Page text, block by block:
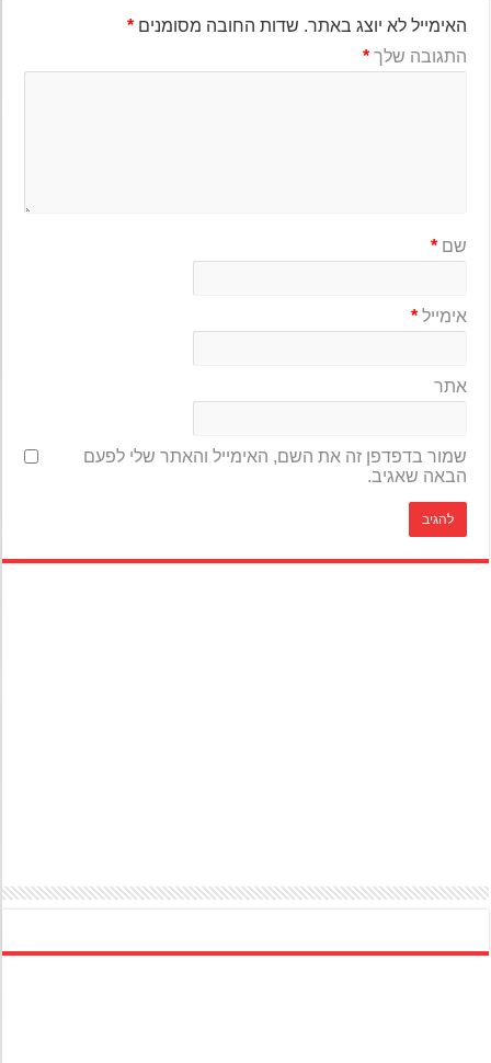
האימייל לא יוצג באתר. שדות החובה מסומנים*
התגובה שלך*
שם*
אימייל*
אתר
שמור בדפדפן זה את השם, האימייל והאתר שלי לפעם
הבאה שאגיב.